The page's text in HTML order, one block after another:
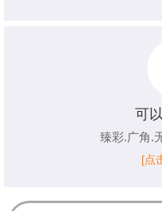
可
臻彩.广角.
[点